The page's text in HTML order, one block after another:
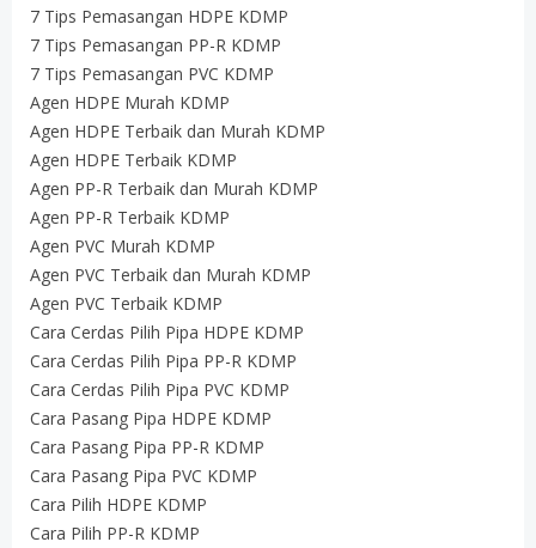
7 Tips Pemasangan HDPE KDMP
7 Tips Pemasangan PP-R KDMP
7 Tips Pemasangan PVC KDMP
Agen HDPE Murah KDMP
Agen HDPE Terbaik dan Murah KDMP
Agen HDPE Terbaik KDMP
Agen PP-R Terbaik dan Murah KDMP
Agen PP-R Terbaik KDMP
Agen PVC Murah KDMP
Agen PVC Terbaik dan Murah KDMP
Agen PVC Terbaik KDMP
Cara Cerdas Pilih Pipa HDPE KDMP
Cara Cerdas Pilih Pipa PP-R KDMP
Cara Cerdas Pilih Pipa PVC KDMP
Cara Pasang Pipa HDPE KDMP
Cara Pasang Pipa PP-R KDMP
Cara Pasang Pipa PVC KDMP
Cara Pilih HDPE KDMP
Cara Pilih PP-R KDMP